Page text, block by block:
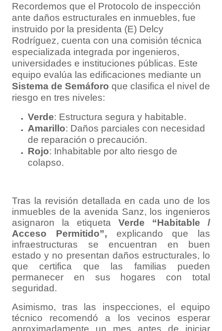
Recordemos que el Protocolo de inspección
ante daños estructurales en inmuebles, fue
instruido por la presidenta (E) Delcy
Rodríguez, cuenta con una comisión técnica
especializada integrada por ingenieros,
universidades e instituciones públicas. Este
equipo evalúa las edificaciones mediante un
Sistema de Semáforo que clasifica el nivel de
riesgo en tres niveles:
Verde: Estructura segura y habitable.
Amarillo: Daños parciales con necesidad
de reparación o precaución.
Rojo: Inhabitable por alto riesgo de
colapso.
Tras la revisión detallada en cada uno de los
inmuebles de la avenida Sanz, los ingenieros
asignaron la etiqueta Verde
“Habitable /
Acceso Permitido”, explicando que las
infraestructuras se encuentran en buen
estado y no presentan daños estructurales, lo
que certifica que las familias pueden
permanecer en sus hogares con total
seguridad.
Asimismo, tras las inspecciones, el equipo
técnico recomendó a los vecinos esperar
aproximadamente un mes antes de iniciar